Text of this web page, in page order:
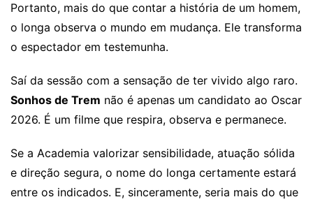
Portanto, mais do que contar a história de um homem,
o longa observa o mundo em mudança. Ele transforma
o espectador em testemunha.
Saí da sessão com a sensação de ter vivido algo raro.
Sonhos de Trem não é apenas um candidato ao Oscar
2026. É um filme que respira, observa e permanece.
Se a Academia valorizar sensibilidade, atuação sólida
e direção segura, o nome do longa certamente estará
entre os indicados. E, sinceramente, seria mais do que